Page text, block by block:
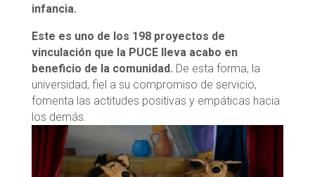
infancia.
Este es uno de los 198 proyectos de
vinculación que la PUCE lleva acabo en
beneficio de la comunidad. De esta forma, la
universidad, fiel a su compromiso de servicio,
fomenta las actitudes positivas y empáticas hacia
los demás.